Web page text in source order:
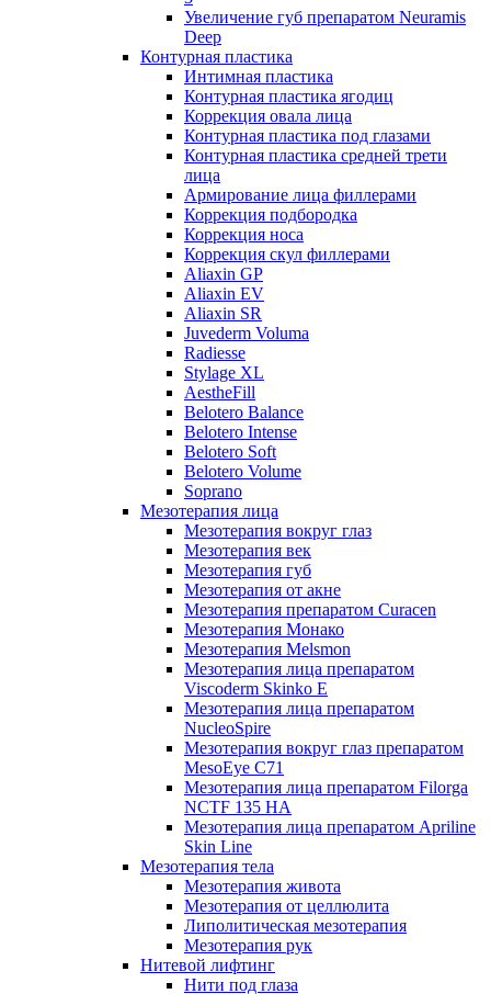
Увеличение губ препаратом Neuramis
Deep
Контурная пластика
Интимная пластика
Контурная пластика ягодиц
Коррекция овала лица
Контурная пластика под глазами
Контурная пластика средней трети
лица
Армирование лица филлерами
Коррекция подбородка
Коррекция носа
Коррекция скул филлерами
Aliaxin GP
Aliaxin EV
Aliaxin SR
Juvederm Voluma
Radiesse
Stylage XL
AestheFill
Belotero Balance
Belotero Intense
Belotero Soft
Belotero Volume
Soprano
Мезотерапия лица
Мезотерапия вокруг глаз
Мезотерапия век
Мезотерапия губ
Мезотерапия от акне
Мезотерапия препаратом Curacen
Мезотерапия Монако
Мезотерапия Melsmon
Мезотерапия лица препаратом
Viscoderm Skinko E
Мезотерапия лица препаратом
NucleoSpire
Мезотерапия вокруг глаз препаратом
MesoEye С71
Мезотерапия лица препаратом Filorga
NCTF 135 HA
Мезотерапия лица препаратом Apriline
Skin Line
Мезотерапия тела
Мезотерапия живота
Мезотерапия от целлюлита
Липолитическая мезотерапия
Мезотерапия рук
Нитевой лифтинг
Нити под глаза